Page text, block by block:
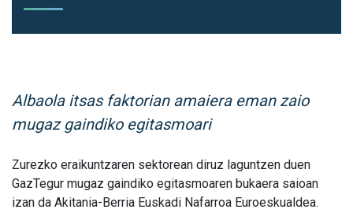
Albaola itsas faktorian amaiera eman zaio
mugaz gaindiko egitasmoari
Zurezko eraikuntzaren sektorean diruz laguntzen duen
GazTegur mugaz gaindiko egitasmoaren bukaera saioan
izan da Akitania-Berria Euskadi Nafarroa Euroeskualdea.